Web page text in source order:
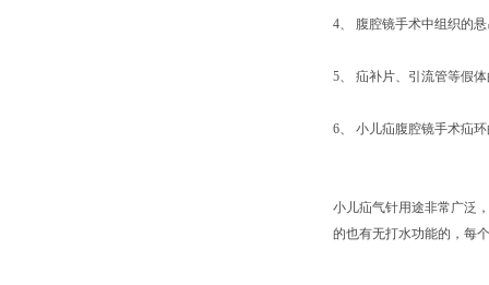
4、 腹腔镜手术中组织的
5、 疝补片、引流管等假
6、 小儿疝腹腔镜手术疝
小儿疝气针用途非常广泛
的也有无打水功能的，每